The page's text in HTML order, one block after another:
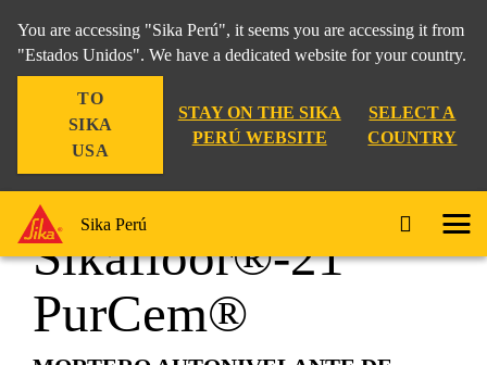
You are accessing "Sika Perú", it seems you are accessing it from
"Estados Unidos". We have a dedicated website for your country.
TO
SIKA
USA
STAY ON THE SIKA
PERÚ WEBSITE
SELECT A
COUNTRY
Sika Perú
Construcción Sikafloor®-21 PurCem®
Sikafloor®-21
PurCem®